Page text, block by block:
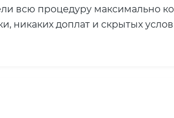
всю процедуру максимально
никаких доплат и скрытых